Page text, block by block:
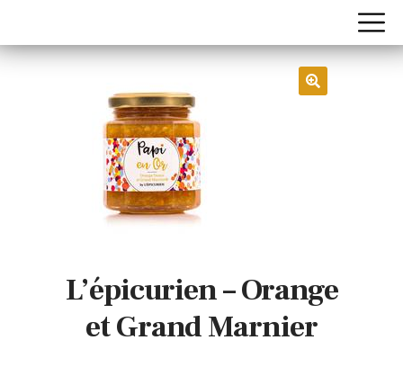
L’épicurien – Orange
et Grand Marnier